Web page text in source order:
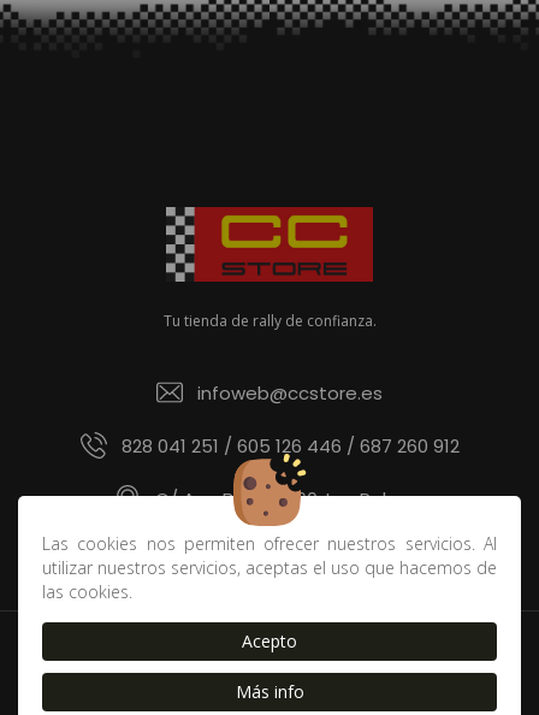
Las cookies nos permiten ofrecer nuestros servicios. Al
utilizar nuestros servicios, aceptas el uso que hacemos de
las cookies.
Acepto
Más info
Tu tienda de rally de confianza.
infoweb@ccstore.es
828 041 251 / 605 126 446 / 687 260 912
C/ Ana Benítez 60, Las Palmas
Política de devoluciones y derecho de desistimiento
Contacto
Envíos | FAQ
Aviso Legal